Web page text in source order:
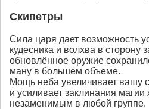
Скипетры
Сила царя дает возможность
кудесника и волхва в сторону
обновлённое оружие
ману в большем объеме.
Мощь неба увеличивает вашу
и усиливает заклинания
незаменимым в любой группе.